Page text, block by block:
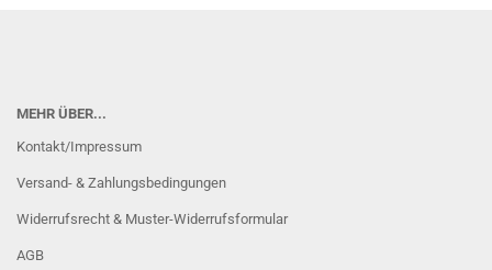
MEHR ÜBER...
Kontakt/Impressum
Versand- & Zahlungsbedingungen
Widerrufsrecht & Muster-Widerrufsformular
AGB